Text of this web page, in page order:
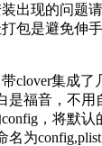
出现的问题
包是避免伸
clover集成
是福音，不用
，将默认
名为